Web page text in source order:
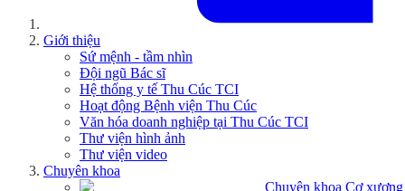
Giới thiệu
Sứ mệnh - tầm nhìn
Đội ngũ Bác sĩ
Hệ thống y tế Thu Cúc TCI
Hoạt động Bệnh viện Thu Cúc
Văn hóa doanh nghiệp tại Thu Cúc TCI
Thư viện hình ảnh
Thư viện video
Chuyên khoa
Chuyên khoa Cơ